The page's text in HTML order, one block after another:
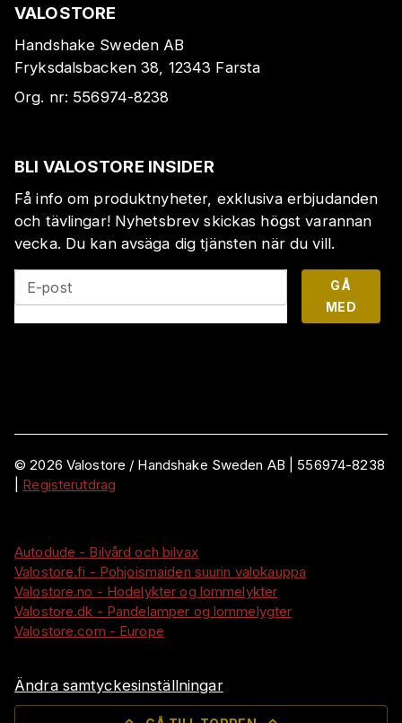
VALOSTORE
Handshake Sweden AB
Fryksdalsbacken 38, 12343 Farsta
Org. nr: 556974-8238
BLI VALOSTORE INSIDER
Få info om produktnyheter, exklusiva erbjudanden
och tävlingar! Nyhetsbrev skickas högst varannan
vecka. Du kan avsäga dig tjänsten när du vill.
E-post
GÅ
MED
©2026 Valostore / Handshake Sweden AB
556974-8238
Registerutdrag
Autodude - Bilvård och bilvax
Valostore.fi - Pohjoismaiden suurin valokauppa
Valostore.no - Hodelykter og lommelykter
Valostore.dk - Pandelamper og lommelygter
Valostore.com - Europe
Ändra samtyckesinställningar